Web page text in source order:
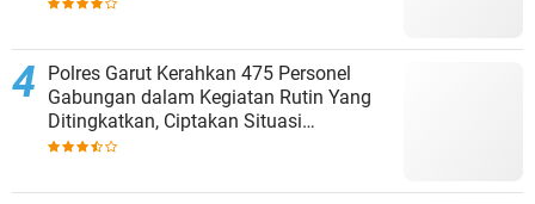
Polres Garut Kerahkan 475 Personel
Gabungan dalam Kegiatan Rutin Yang
Ditingkatkan, Ciptakan Situasi
Kamtibmas Tetap Aman dan Kondusif